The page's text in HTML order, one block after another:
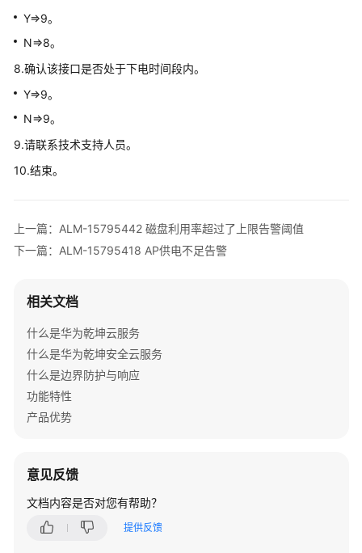
和
之
FW
备
警
公
共
警
告
LSW
Y=>9。
N=>8。
8.确认该接口是否处于下电时间段内。
Y=>9。
N=>9。
9.请联系技术支持人员。
10.结束。
上一篇：ALM-15795442 磁盘利用率超过了上限告警阈值
下一篇：ALM-15795418 AP供电不足告警
相关文档
什么是华为乾坤云服务
什么是华为乾坤安全云服务
什么是边界防护与响应
功能特性
产品优势
意见反馈
文档内容是否对您有帮助？
提供反馈